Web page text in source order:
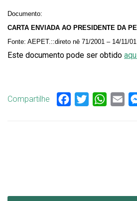
Documento:
CARTA ENVIADA AO PRESIDENTE DA
Fonte: AEPET.::direto nē 71/2001 – 14/11/01
Este documento pode ser obtido
Compartilhe Facebook
Twitter